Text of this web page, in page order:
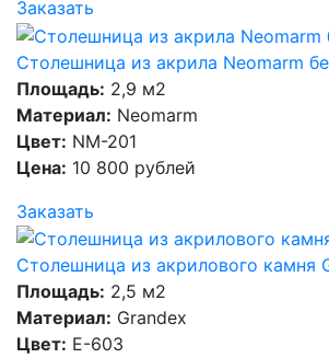
Заказать
Столешница из акрила Neomarm
Площадь: 2,9 м2
Материал: Neomarm
Цвет: NM-201
Цена: 10 800 рублей
Заказать
Столешница из акрилового камня
Площадь: 2,5 м2
Материал: Grandex
Цвет: E-603